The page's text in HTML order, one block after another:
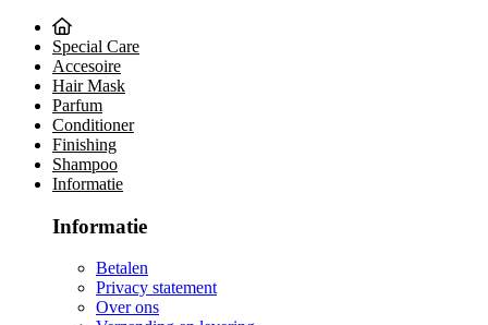
Special Care
Accesoire
Hair Mask
Parfum
Conditioner
Finishing
Shampoo
Informatie
Informatie
Betalen
Privacy statement
Over ons